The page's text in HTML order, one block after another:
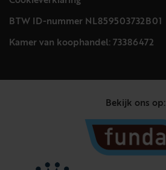
BTW ID-nummer NL859503732B01
Kamer van koophandel: 73386472
Bekijk ons op: